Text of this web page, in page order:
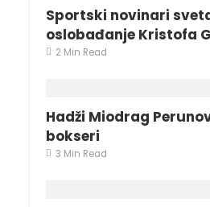
Sportski novinari
oslobađanje Kristofa
2 Min Read
Hadži Miodrag
bokseri
3 Min Read